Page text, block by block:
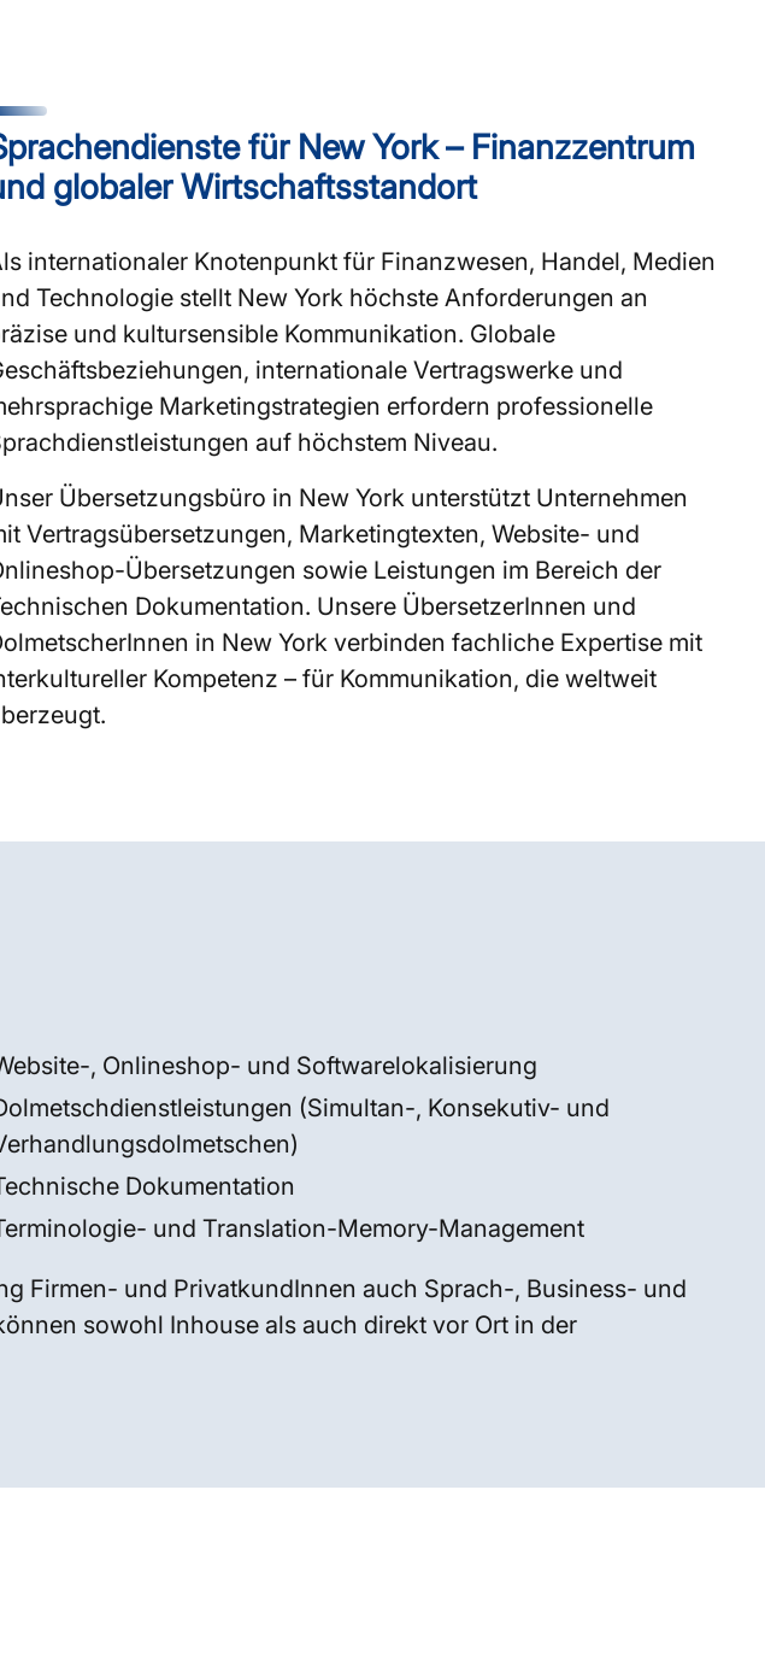
für New York – Finanzzentrum
globaler Wirtschaftsstandort
internationaler Knotenpunkt für Finanzwesen, Handel, Medien
Technologie stellt New York höchste Anforderungen an
und kultursensible Kommunikation. Globale
internationale Vertragswerke und
Marketingstrategien erfordern professionelle
auf höchstem Niveau.
Übersetzungsbüro in New York unterstützt Unternehmen
Vertragsübersetzungen, Marketingtexten, Website- und
Übersetzungen sowie Leistungen im Bereich der
Dokumentation. Unsere ÜbersetzerInnen und
in New York verbinden fachliche Expertise mit
Kompetenz – für Kommunikation, die weltweit
, Onlineshop- und Softwarelokalisierung
(Simultan-, Konsekutiv- und
Dokumentation
und Translation-Memory-Management
Firmen- und PrivatkundInnen auch Sprach-, Business- und
sowohl Inhouse als auch direkt vor Ort in der